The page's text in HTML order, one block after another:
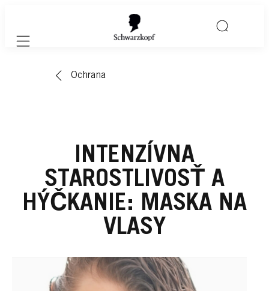
Mobile navigation
Ochrana
INTENZÍVNA
STAROSTLIVOSŤ A
HÝČKANIE: MASKA NA
VLASY